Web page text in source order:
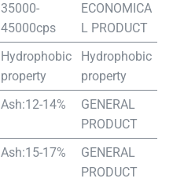
35000-
45000cps
ECONOMICA
L PRODUCT
Hydrophobic
property
Hydrophobic
property
Ash:12-14%
GENERAL
PRODUCT
Ash:15-17%
GENERAL
PRODUCT